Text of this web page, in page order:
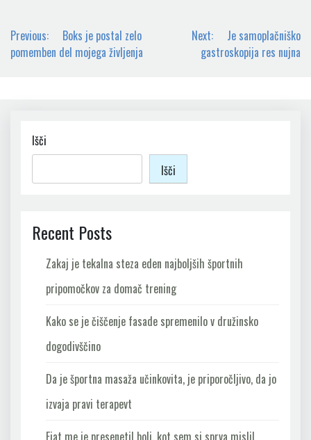
Navigacija
prispevka
Previous:
Boks je postal zelo
pomemben del mojega življenja
Next:
Je samoplačniško
gastroskopija res nujna
Išči
Išči
Recent Posts
Zakaj je tekalna steza eden najboljših športnih
pripomočkov za domač trening
Kako se je čiščenje fasade spremenilo v družinsko
dogodivščino
Da je športna masaža učinkovita, je priporočljivo, da jo
izvaja pravi terapevt
Fiat me je presenetil bolj, kot sem si sprva mislil